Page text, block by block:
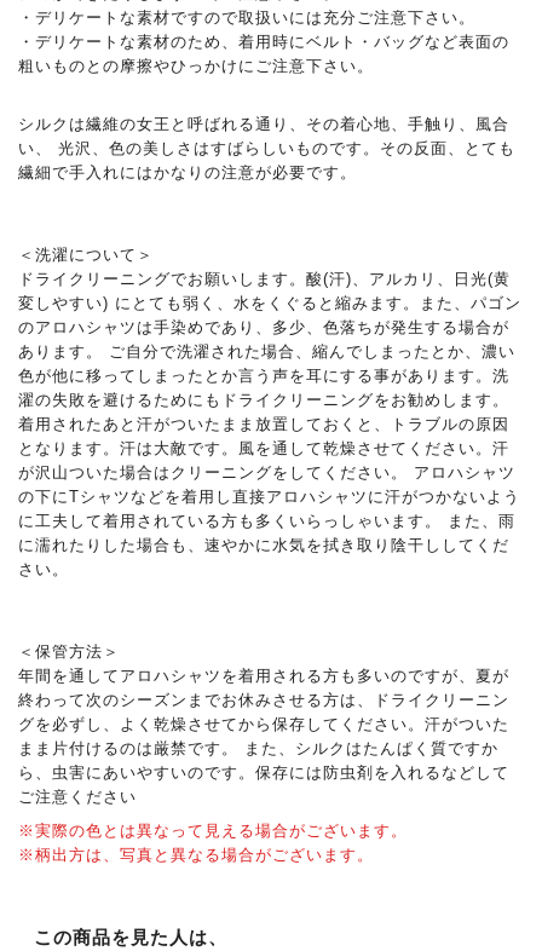
・デリケートな素材ですので取扱いには充分ご注意下さい。
・デリケートな素材のため、着用時にベルト・バッグなど表面の
粗いものとの摩擦やひっかけにご注意下さい。
シルクは繊維の女王と呼ばれる通り、その着心地、手触り、風合
い、 光沢、色の美しさはすばらしいものです。その反面、とても
繊細で手入れにはかなりの注意が必要です。
＜洗濯について＞
ドライクリーニングでお願いします。酸(汗)、アルカリ、日光(黄
変しやすい) にとても弱く、水をくぐると縮みます。また、パゴン
のアロハシャツは手染めであり、多少、色落ちが発生する場合が
あります。 ご自分で洗濯された場合、縮んでしまったとか、濃い
色が他に移ってしまったとか言う声を耳にする事があります。洗
濯の失敗を避けるためにもドライクリーニングをお勧めします。
着用されたあと汗がついたまま放置しておくと、トラブルの原因
となります。汗は大敵です。風を通して乾燥させてください。汗
が沢山ついた場合はクリーニングをしてください。 アロハシャツ
の下にTシャツなどを着用し直接アロハシャツに汗がつかないよう
に工夫して着用されている方も多くいらっしゃいます。 また、雨
に濡れたりした場合も、速やかに水気を拭き取り陰干ししてくだ
さい。
＜保管方法＞
年間を通してアロハシャツを着用される方も多いのですが、夏が
終わって次のシーズンまでお休みさせる方は、ドライクリーニン
グを必ずし、よく乾燥させてから保存してください。汗がついた
まま片付けるのは厳禁です。 また、シルクはたんぱく質ですか
ら、虫害にあいやすいのです。保存には防虫剤を入れるなどして
ご注意ください
※実際の色とは異なって見える場合がございます。
※柄出方は、写真と異なる場合がございます。
この商品を見た人は、